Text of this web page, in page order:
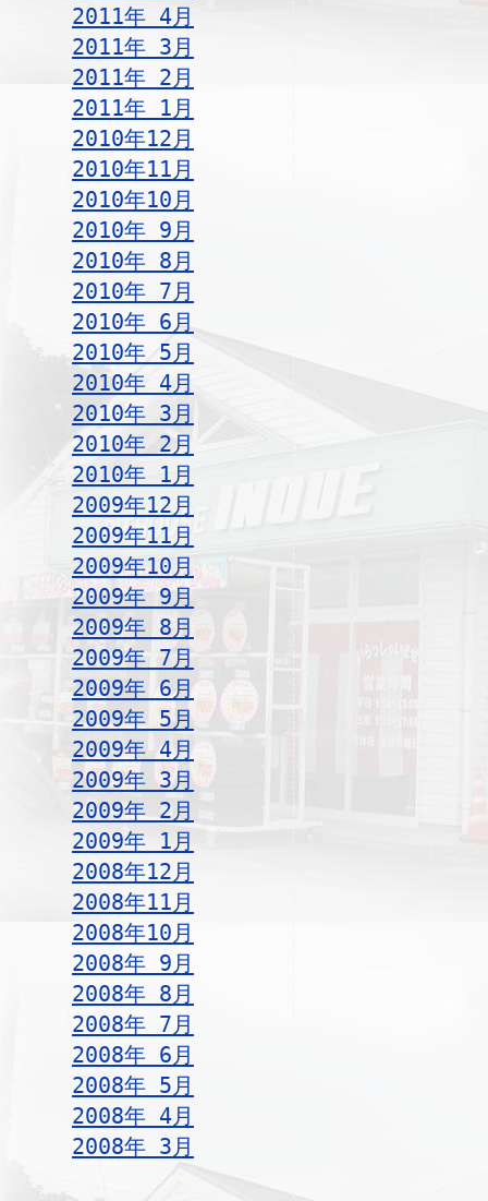
2011年 4月
2011年 3月
2011年 2月
2011年 1月
2010年12月
2010年11月
2010年10月
2010年 9月
2010年 8月
2010年 7月
2010年 6月
2010年 5月
2010年 4月
2010年 3月
2010年 2月
2010年 1月
2009年12月
2009年11月
2009年10月
2009年 9月
2009年 8月
2009年 7月
2009年 6月
2009年 5月
2009年 4月
2009年 3月
2009年 2月
2009年 1月
2008年12月
2008年11月
2008年10月
2008年 9月
2008年 8月
2008年 7月
2008年 6月
2008年 5月
2008年 4月
2008年 3月